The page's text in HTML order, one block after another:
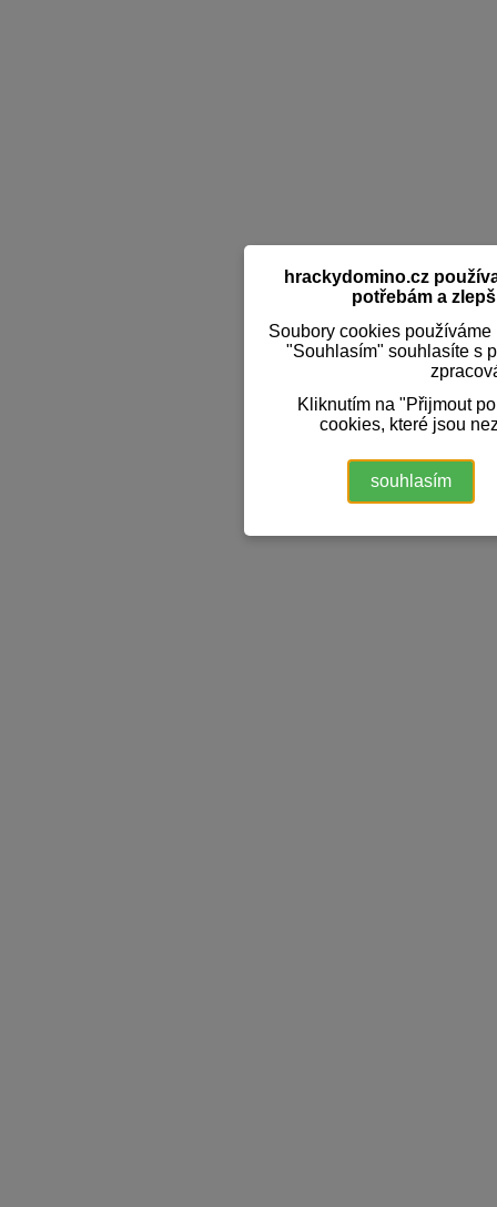
hrackydomino.cz
potřebám a
Soubory cookies
"Souhlasím" souhlasíte s
Kliknutím na "Přijmout
cookies, které jsou
souhlasím